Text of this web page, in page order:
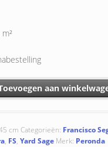
aantal aan
cm Categorieën: Francisco
, FS, Yard Sage Merk: Peronda